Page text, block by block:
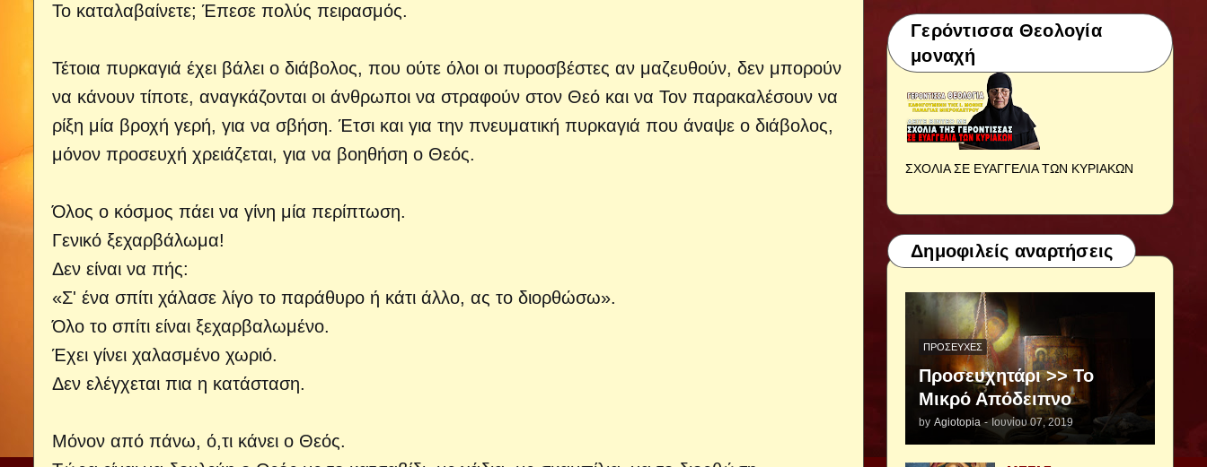
Το καταλαβαίνετε; Έπεσε πολύς πειρασμός.
Τέτοια πυρκαγιά έχει βάλει ο διάβολος, που ούτε όλοι οι πυροσβέστες αν μαζευθούν, δεν μπορούν
να κάνουν τίποτε, αναγκάζονται οι άνθρωποι να στραφούν στον Θεό και να Τον παρακαλέσουν να
ρίξη μία βροχή γερή, για να σβήση. Έτσι και για την πνευματική πυρκαγιά που άναψε ο διάβολος,
μόνον προσευχή χρειάζεται, για να βοηθήση ο Θεός.
Όλος ο κόσμος πάει να γίνη μία περίπτωση.
Γενικό ξεχαρβάλωμα!
Δεν είναι να πής:
«Σ' ένα σπίτι χάλασε λίγο το παράθυρο ή κάτι άλλο, ας το διορθώσω».
Όλο το σπίτι είναι ξεχαρβαλωμένο.
Έχει γίνει χαλασμένο χωριό.
Δεν ελέγχεται πια η κατάσταση.
Μόνον από πάνω, ό,τι κάνει ο Θεός.
Γερόντισσα Θεολογία
μοναχή
ΣΧΟΛΙΑ ΣΕ ΕΥΑΓΓΕΛΙΑ ΤΩΝ ΚΥΡΙΑΚΩΝ
Δημοφιλείς αναρτήσεις
ΠΡΟΣΕΥΧΈΣ
Προσευχητάρι >> Το
Μικρό Απόδειπνο
by Agiotopia - Ιουνίου 07, 2019